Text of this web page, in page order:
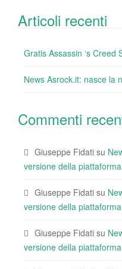
Articoli recenti
Gratis Assassin ‘s Creed
News Asrock.it: nasce la
Commenti
Giuseppe Fidati su
versione della piattaforma
Giuseppe Fidati su
versione della piattaforma
Giuseppe Fidati su
versione della piattaforma